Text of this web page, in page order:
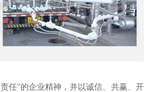
任”的企业精神，并以诚信、共赢、开